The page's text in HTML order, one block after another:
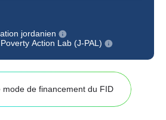
jordanien
Action Lab (J-PAL)
mode de financement du FID